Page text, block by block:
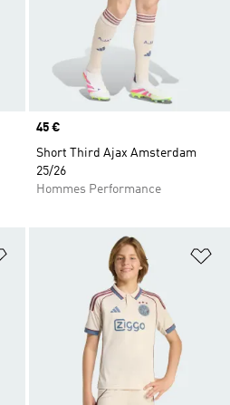
Prix
45 €
Short Third Ajax Amsterdam
25/26
Hommes Performance
Ajouter à la Liste de produits